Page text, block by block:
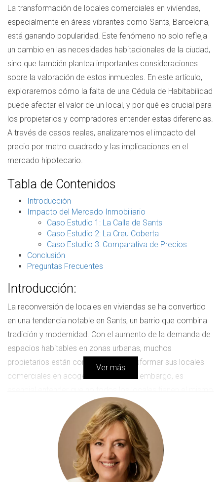
La transformación de locales comerciales en viviendas,
especialmente en áreas vibrantes como Sants, Barcelona,
está ganando popularidad. Este fenómeno no solo refleja
un cambio en las necesidades habitacionales de la ciudad,
sino que también plantea importantes consideraciones
sobre la valoración de estos inmuebles. En este artículo,
exploraremos cómo la falta de una Cédula de Habitabilidad
puede afectar el valor de un local, y por qué es crucial para
los propietarios y compradores entender estas diferencias.
A través de casos reales, analizaremos el impacto del
precio por metro cuadrado y las implicaciones en el
mercado hipotecario.
Tabla de Contenidos
Introducción
Impacto del Mercado Inmobiliario
Caso Estudio 1: La Calle de Sants
Caso Estudio 2: La Creu Coberta
Caso Estudio 3: Comparativa de Precios
Conclusión
Preguntas Frecuentes
Introducción:
La reconversión de locales en viviendas se ha convertido
en una tendencia notable en Sants, un barrio que combina
tradición y modernidad. Con el aumento de la demanda de
espacios habitables en zonas urbanas, muchos
propietarios están considerando transformar sus locales
comerciales en acogedores lofts. Sin embargo, es
valor en el mercado inmobiliario. La presencia o ausencia
de una Cédula de Habitabilidad puede marcar una gran
diferencia en el precio por metro cuadrado. Este
documento no solo garantiza que la propiedad cumple con
los requisitos mínimos para ser habitada, sino que también
influye directamente en la capacidad de obtener
Ver más